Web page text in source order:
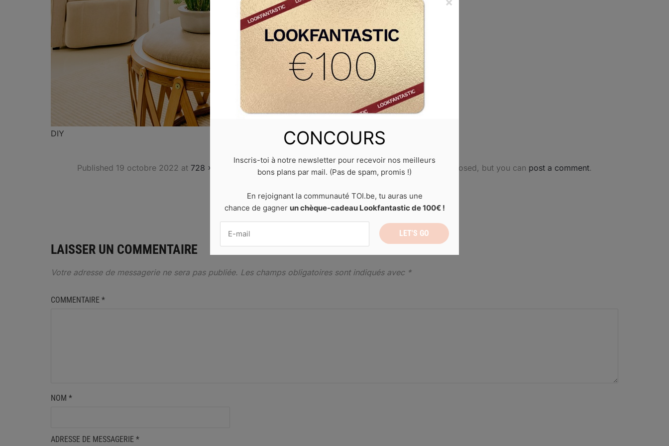
DIY
Published 19 octobre 2022 at 728 × 410 Détourner des meubles IKEA pas chers. Trackbacks are closed, but you can post a comment.
NEXT →
LAISSER UN COMMENTAIRE
Votre adresse de messagerie ne sera pas publiée. Les champs obligatoires sont indiqués avec *
COMMENTAIRE *
NOM *
ADRESSE DE MESSAGERIE *
CONCOURS
Inscris-toi à notre newsletter pour recevoir nos meilleurs
bons plans par mail. (Pas de spam, promis !)
En rejoignant la communauté TOI.be, tu auras une
chance de gagner un chèque-cadeau Lookfantastic de 100€ !